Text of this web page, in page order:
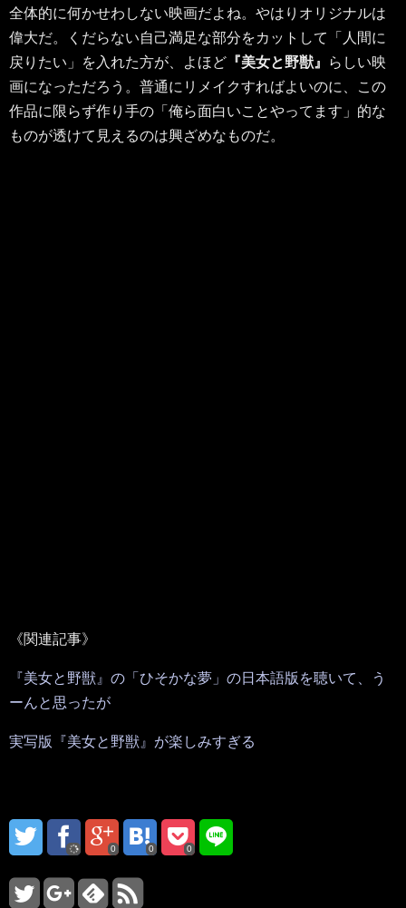
全体的に何かせわしない映画だよね。やはりオリジナルは
偉大だ。くだらない自己満足な部分をカットして「人間に
戻りたい」を入れた方が、よほど 『美女と野獣』
らしい映
画になっただろう。普通にリメイクすればよいのに、この
作品に限らず作り手の「俺ら面白いことやってます」的な
ものが透けて見えるのは興ざめなものだ。
《関連記事》
『美女と野獣』の「ひそかな夢」の日本語版を聴いて、う
ーんと思ったが
実写版『美女と野獣』が楽しみすぎる
0 0 0